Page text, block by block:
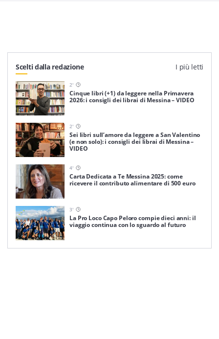
Scelti dalla redazione I più letti
2'
Cinque libri (+1) da leggere nella Primavera
2026: i consigli dei librai di Messina – VIDEO
2'
Sei libri sull’amore da leggere a San Valentino
(e non solo): i consigli dei librai di Messina –
VIDEO
4'
Carta Dedicata a Te Messina 2025: come
ricevere il contributo alimentare di 500 euro
3'
La Pro Loco Capo Peloro compie dieci anni: il
viaggio continua con lo sguardo al futuro